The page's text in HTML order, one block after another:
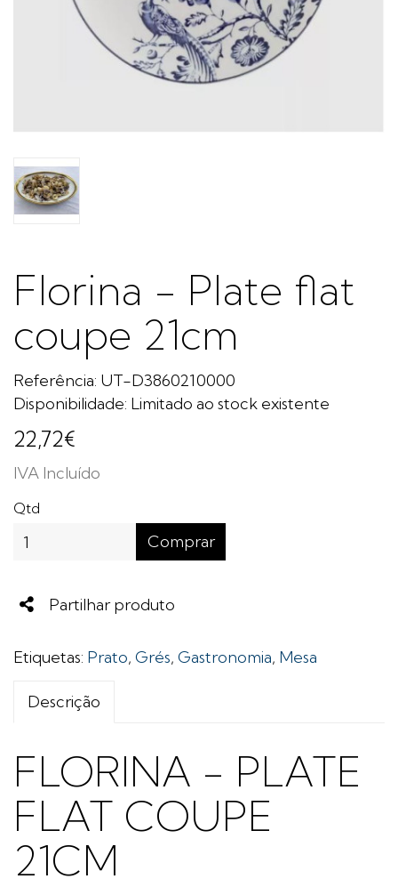
Florina - Plate flat
coupe 21cm
Referência: UT-D3860210000
Disponibilidade: Limitado ao stock existente
22,72€
IVA Incluído
Qtd
Comprar
Share
Partilhar produto
Etiquetas: Prato, Grés, Gastronomia, Mesa
Descrição
FLORINA - PLATE
FLAT COUPE
21CM